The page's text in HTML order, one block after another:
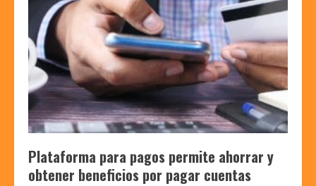
Plataforma para pagos permite ahorrar y
obtener beneficios por pagar cuentas